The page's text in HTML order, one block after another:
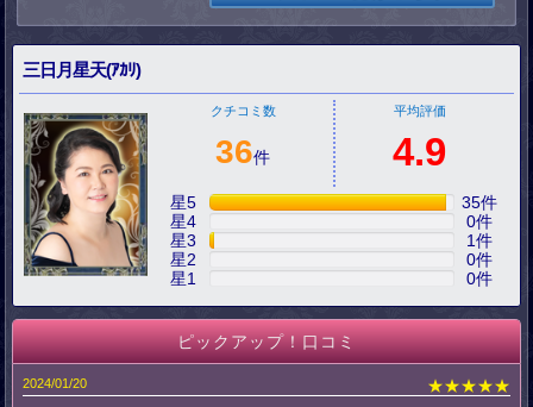
三日月星天(ｱｶﾘ)
クチコミ数
36件
平均評価
4.9
星5 35件
星4
0件
星3
1件
星2
0件
星1
0件
ピックアップ！口コミ
2024/01/20
★★★★★